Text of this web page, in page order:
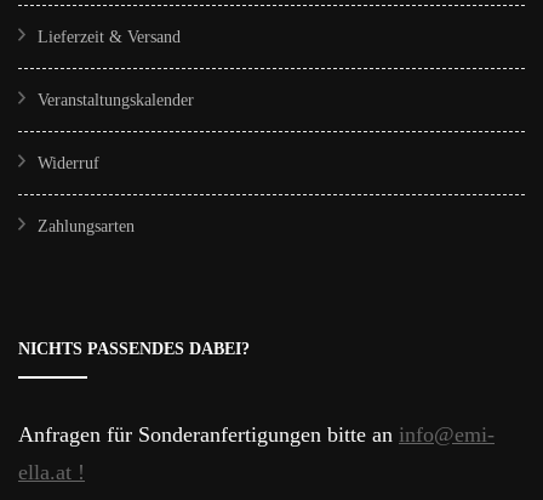
Lieferzeit & Versand
Veranstaltungskalender
Widerruf
Zahlungsarten
NICHTS PASSENDES DABEI?
Anfragen für Sonderanfertigungen bitte an info@emi-
ella.at !